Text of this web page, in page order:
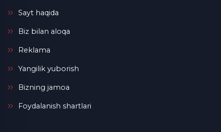
Sayt haqida
Biz bilan aloqa
Reklama
Yangilik yuborish
Bizning jamoa
Foydalanish shartlari